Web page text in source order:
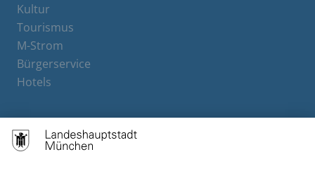
Kultur
Tourismus
M-Strom
Bürgerservice
Hotels
Contact